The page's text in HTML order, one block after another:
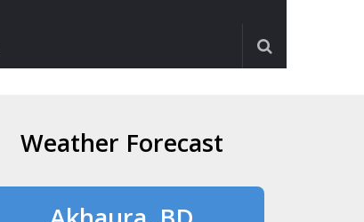
Weather Forecast